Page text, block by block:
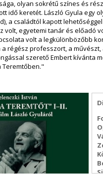
olyan sokrétű színes és
idő keretét. László Gyula egy
a családtól kapott
volt, egyetemi tanár és előadó
volt a legkülönbözőbb
a régész professzort, a
szerető Embert kívánta
Teremtőben."